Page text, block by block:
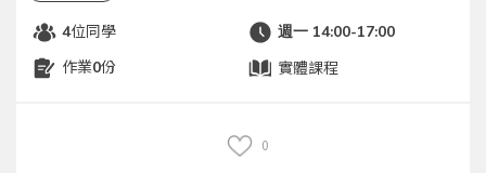
4位同學 週一 14:00-17:00
作業0份 實體課程
0